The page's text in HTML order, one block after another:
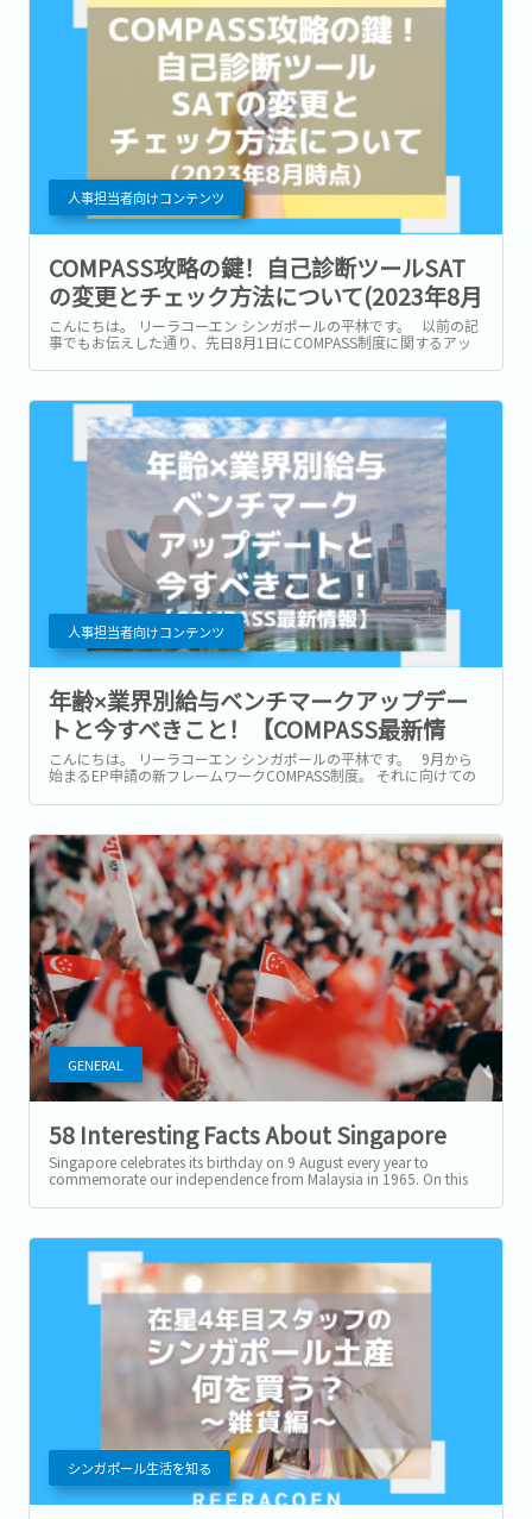
人事担当者向けコンテンツ
COMPASS攻略の鍵！自己診断ツールSAT
の変更とチェック方法について(2023年8月
時点)
こんにちは。 リーラコーエン シンガポールの平林です。 以前の記
事でもお伝えした通り、先日8月1日にCOMPASS制度に関するアッ
他に、給与チェックツール(Self-Assessment Tool:SAT)の変更で
人事担当者向けコンテンツ
年齢×業界別給与ベンチマークアップデー
トと今すべきこと！【COMPASS最新情
報】
こんにちは。 リーラコーエン シンガポールの平林です。 9月から
始まるEP申請の新フレームワークCOMPASS制度。 それに向けての
います。...
GENERAL
58 Interesting Facts About Singapore
Singapore celebrates its birthday on 9 August every year to
commemorate our independence from Malaysia in 1965. On this
holiday, the Singapore...
シンガポール生活を知る